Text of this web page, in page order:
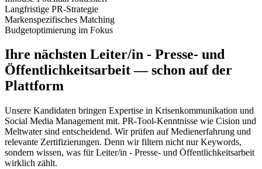
Langfristige PR-Strategie
Markenspezifisches Matching
Budgetoptimierung im Fokus
Ihre nächsten Leiter/in - Presse- und
Öffentlichkeitsarbeit— schon auf der
Plattform
Unsere Kandidaten bringen Expertise in Krisenkommunikation und
Social Media Management mit. PR-Tool-Kenntnisse wie Cision und
Meltwater sind entscheidend. Wir prüfen auf Medienerfahrung und
relevante Zertifizierungen. Denn wir filtern nicht nur Keywords,
sondern wissen, was für Leiter/in - Presse- und Öffentlichkeitsarbeit
wirklich zählt.